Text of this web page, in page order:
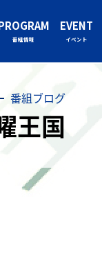
番組情報
EVENT
イベント
番組ブログ
王国